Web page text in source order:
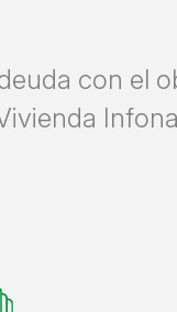
con el